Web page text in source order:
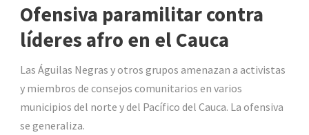
Ofensiva paramilitar contra
líderes afro en el Cauca
Las Águilas Negras y otros grupos amenazan a activistas
y miembros de consejos comunitarios en varios
municipios del norte y del Pacífico del Cauca. La ofensiva
se generaliza.